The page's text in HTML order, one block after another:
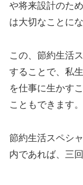
や将来設計のた
は大切なことにな
この、節約生活
することで、私
を仕事に生かす
こともできます。
節約生活スペシ
内であれば、三